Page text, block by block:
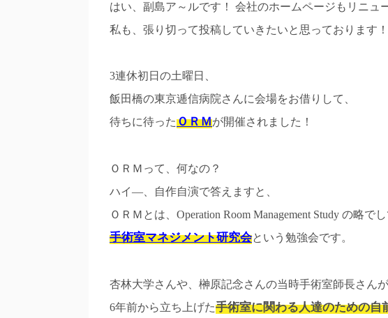
はい、副島ア～ルです！ 会社のホームページもリニュ
私も、張り切って投稿していきたいと思っております！
3連休初日の土曜日、
飯田橋の東京逓信病院さんに会場をお借りして、
待ちに待ったＯＲＭが開催されました！
ＯＲＭって、何なの？
ハイ―、自作自演で答えますと、
ＯＲＭとは、Operation Room Management Study の略でし
手術室マネジメント研究会という勉強会です。
杏林大学さんや、榊原記念さんの当時手術室師長さん
6年前から立ち上げた手術室に関わる人達のための自